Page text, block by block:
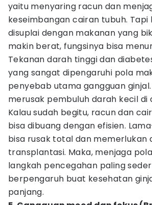
yaitu menyaring racun dan
keseimbangan cairan tubuh. Tapi
disuplai dengan makanan yang
makin berat, fungsinya bisa
Tekanan darah tinggi dan
yang sangat dipengaruhi pola
penyebab utama gangguan
merusak pembuluh darah kecil di
Kalau sudah begitu, racun dan
bisa dibuang dengan efisien.
bisa rusak total dan memerlukan
transplantasi. Maka, menjaga
langkah pencegahan paling
berpengaruh buat kesehatan
panjang.